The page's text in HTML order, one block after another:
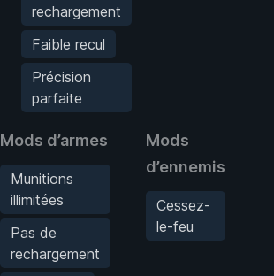
rechargement
Faible recul
Précision
parfaite
Mods d’armes
Munitions
illimitées
Pas de
rechargement
Mods
d’ennemis
Cessez-
le-feu